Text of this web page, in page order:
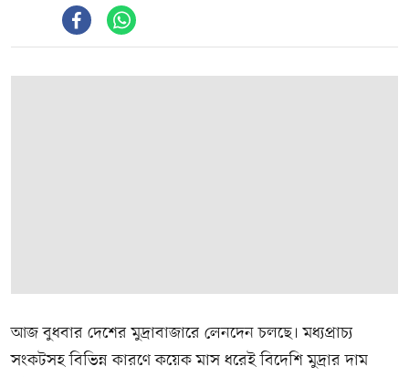
আজ বুধবার দেশের মুদ্রাবাজারে লেনদেন চলছে। মধ্যপ্রাচ্য
সংকটসহ বিভিন্ন কারণে কয়েক মাস ধরেই বিদেশি মুদ্রার দাম